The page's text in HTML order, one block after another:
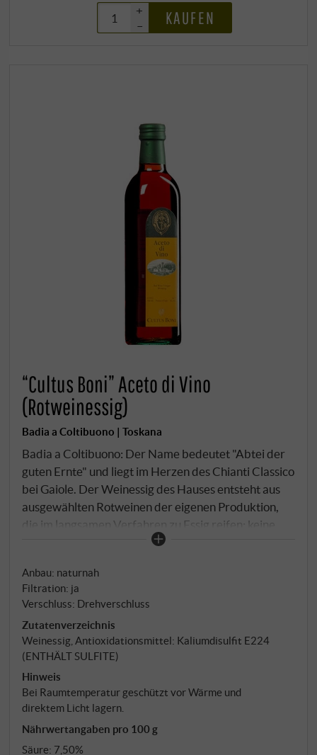
+
–
KAUFEN
“Cultus Boni” Aceto di Vino
(Rotweinessig)
Badia a Coltibuono | Toskana
Badia a Coltibuono: Der Name bedeutet "Abtei der
guten Ernte" und liegt im Herzen des Chianti Classico
bei Gaiole. Der Weinessig des Hauses entsteht aus
ausgewählten Rotweinen der eigenen Produktion,
die im langsamen Verfahren zu Essig reifen: keine
industrielle Beschleunigung, sondern Zeit und das
Eichenfässern rundet das Aroma ab und mildert die
Säure – mit 7% ist er kräftig genug für Vinaigrettes
Gemüse. Toskanische Küchentradition in der
Flasche. SUPERIORE.DE
Anbau: naturnah
Filtration: ja
Verschluss: Drehverschluss
Zutatenverzeichnis
Weinessig, Antioxidationsmittel: Kaliumdisulfit E224
(ENTHÄLT SULFITE)
Hinweis
Bei Raumtemperatur geschützt vor Wärme und
direktem Licht lagern.
Nährwertangaben pro 100 g
Säure: 7,50%